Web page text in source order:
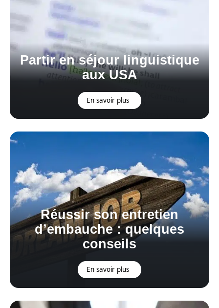
Partir en séjour linguistique
aux USA
En savoir plus
Réussir son entretien
d’embauche : quelques
conseils
En savoir plus